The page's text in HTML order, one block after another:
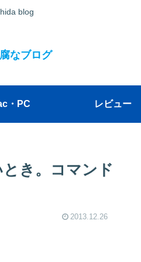
blog
なブログ
・PC レビュー
き。コマンド
2013.12.26